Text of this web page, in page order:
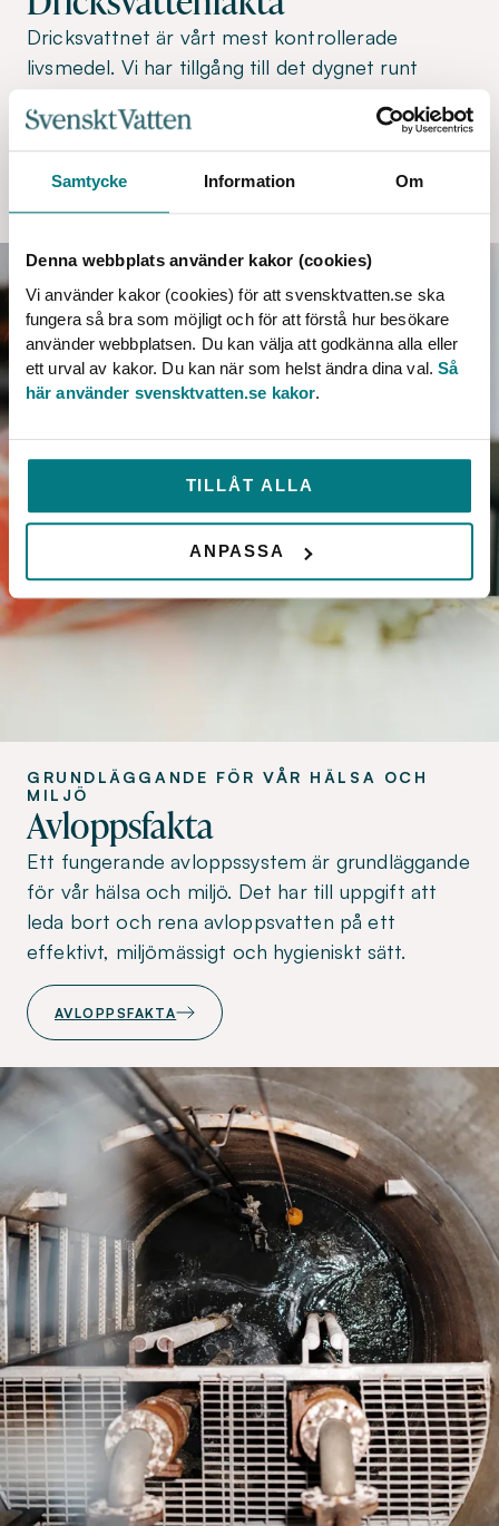
Samtycke Information Om
Denna webbplats använder kakor (cookies)
Vi använder kakor (cookies) för att svensktvatten.se ska
fungera så bra som möjligt och för att förstå hur besökare
använder webbplatsen. Du kan välja att godkänna alla eller
ett urval av kakor. Du kan när som helst ändra dina val.Så
här använder svensktvatten.se kakor.
TILLÅT ALLA
ANPASSA
Dricksvattnet är vårt mest kontrollerade
livsmedel. Vi har tillgång till det dygnet runt
direkt i kranen. Det är gott, hälsosamt och
lokalproducerat.
DRICKSVATTENFAKTA
GRUNDLÄGGANDE FÖR VÅR HÄLSA OCH
MILJÖ
Avloppsfakta
Ett fungerande avloppssystem är grundläggande
för vår hälsa och miljö. Det har till uppgift att
leda bort och rena avloppsvatten på ett
effektivt, miljömässigt och hygieniskt sätt.
AVLOPPSFAKTA